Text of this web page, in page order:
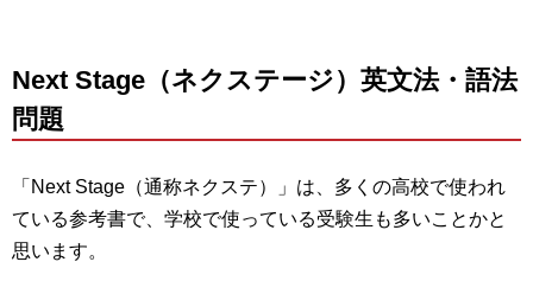
Next Stage（ネクステージ）英文法・語法
問題
「Next Stage（通称ネクステ）」は、多くの高校で使われ
ている参考書で、学校で使っている受験生も多いことかと
思います。